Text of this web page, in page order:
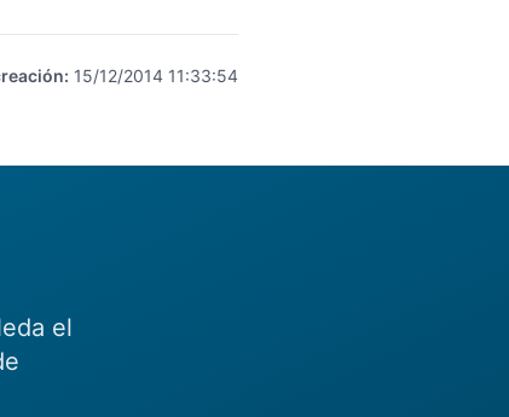
: 15/12/2014 11:33:54
el